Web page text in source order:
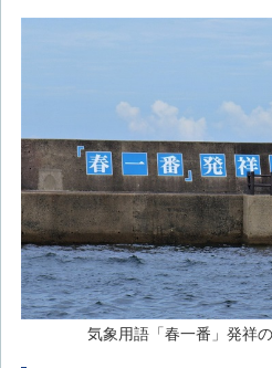
気象用語「春一番」発祥